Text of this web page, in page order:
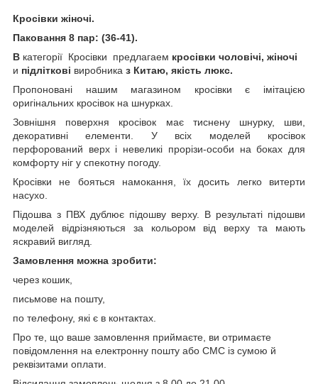
Кросівки жіночі.
Паковання 8 пар: (36-41).
В категорії Кросівки предлагаем кросівки чоловічі, жіночі
и підліткові виробника з Китаю, якість люкс.
Пропоновані нашим магазином кросівки є імітацією
оригінальних кросівок на шнурках.
Зовнішня поверхня кросівок має тиснену шнурку, шви,
декоративні елементи. У всіх моделей кросівок
перфорований верх і невеликі прорізи-особи на боках для
комфорту ніг у спекотну погоду.
Кросівки не бояться намокання, їх досить легко витерти
насухо.
Підошва з ПВХ дублює підошву верху. В результаті підошви
моделей відрізняються за кольором від верху та мають
яскравий вигляд.
Замовлення можна зробити:
через кошик,
письмове на пошту,
по телефону, які є в контактах.
Про те, що ваше замовлення приймаєте, ви отримаєте
повідомлення на електронну пошту або СМС із сумою й
реквізитами оплати.